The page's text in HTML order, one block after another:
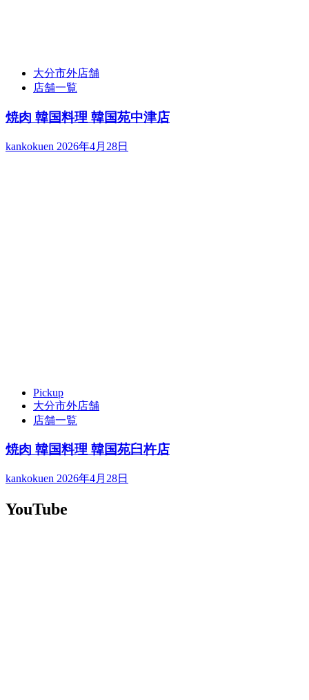
大分市外店舗
店舗一覧
焼肉 韓国料理 韓国苑中津店
kankokuen 2026年4月28日
Pickup
大分市外店舗
店舗一覧
焼肉 韓国料理 韓国苑臼杵店
kankokuen 2026年4月28日
YouTube